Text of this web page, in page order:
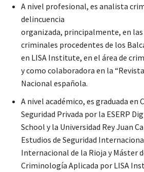
A nivel profesional, es analista
delincuencia
organizada, principalmente, en
criminales procedentes de los
en LISA Institute, en el área de
y como colaboradora en la
Nacional española.
A nivel académico, es graduada en
Seguridad Privada por la ESERP
School y la Universidad Rey Juan
Estudios de Seguridad
Internacional de la Rioja y Máster
Criminología Aplicada por LISA